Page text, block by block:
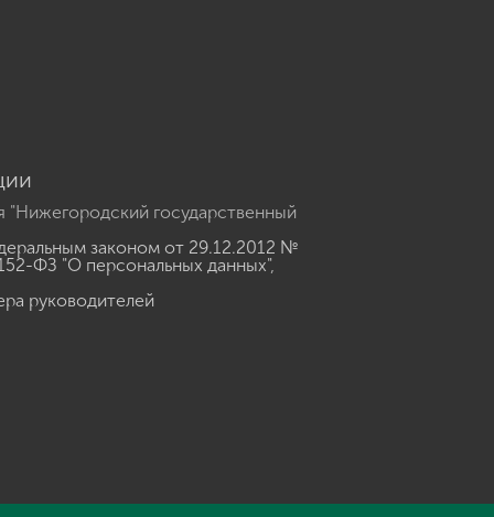
государственный
законом от 29.12.2012 №
ФЗ "О персональных данных",
руководителей